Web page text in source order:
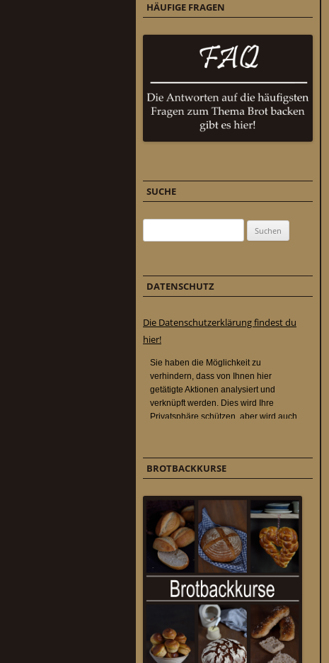
HÄUFIGE FRAGEN
SUCHE
DATENSCHUTZ
Die Datenschutzerklärung findest du
hier!
BROTBACKKURSE